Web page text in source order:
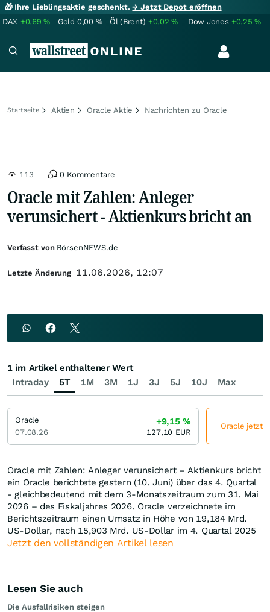
🎁 Ihre Lieblingsaktie geschenkt.→ Jetzt Depot eröffnen
DAX +0,69% Gold 0,00 % Öl (Brent) +0,02% Dow Jones +0,25%
Startseite Aktien Oracle Aktie Nachrichten zu Oracle
113 0 Kommentare
Oracle mit Zahlen: Anleger
verunsichert - Aktienkurs bricht an
Oracle mit Zahlen: Anleger verunsichert – Aktienkurs bricht
ein Oracle berichtete gestern (10. Juni) über das 4. Quartal
- gleichbedeutend mit dem 3-Monatszeitraum zum 31. Mai
2026 – des Fiskaljahres 2026. Oracle verzeichnete im
Berichtszeitraum einen Umsatz in Höhe von 19,184 Mrd.
US-Dollar, nach 15,903 Mrd. US-Dollar im 4. Quartal 2025
Jetzt den vollständigen Artikel lesen
Lesen Sie auch
Die Ausfallrisiken steigen
Verfasst von BörsenNEWS.de
Letzte Änderung 11.06.2026, 12:07
Intraday 5T 1M 3M 1J 3J 5J 10J Max
1 im Artikel enthaltener Wert
Oracle
07.08.26
+9,15%
127,10 EUR
Oracle jetzt